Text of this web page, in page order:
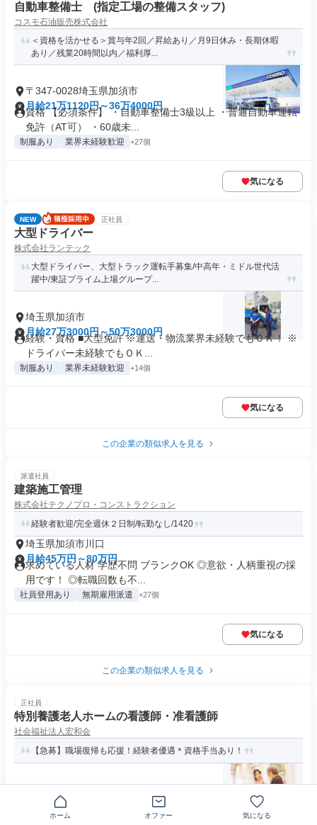
自動車整備士 (指定工場の整備スタッフ)
コスモ石油販売株式会社
＜資格を活かせる＞賞与年2回／昇給あり／月9日休み・長期休暇
あり／残業20時間以内／福利厚...
〒347-0028埼玉県加須市
月給21万1120円～36万4000円
資格 【必須条件】 ・自動車整備士3級以上 ・普通自動車運転
免許（AT可） ・60歳未...
制服あり 業界未経験歓迎 +27個
気になる
NEW 正社員
大型ドライバー
株式会社ランテック
大型ドライバー、大型トラック運転手募集/中高年・ミドル世代活
躍中/東証プライム上場グループ...
埼玉県加須市
月給27万3000円～50万3000円
経験・資格 ■大型免許 ※運送・物流業界未経験でもＯＫ！ ※
ドライバー未経験でもＯＫ...
制服あり 業界未経験歓迎 +14個
気になる
この企業の類似求人を見る
派遣社員
建築施工管理
株式会社テクノプロ・コンストラクション
経験者歓迎/完全週休２日制/転勤なし/1420
埼玉県加須市川口
月給45万円～80万円
求めている人材 学歴不問 ブランクOK ◎意欲・人柄重視の採
用です！ ◎転職回数も不...
社員登用あり 無期雇用派遣 +27個
気になる
この企業の類似求人を見る
正社員
特別養護老人ホームの看護師・准看護師
社会福祉法人宏和会
【急募】職場復帰も応援！経験者優遇＊資格手当あり！
月給27万5000円～31万円
求めている人材 ＜＜ 人柄重視の採用！ブランク歓迎 ＞＞ 利
ホーム オファー 気になる